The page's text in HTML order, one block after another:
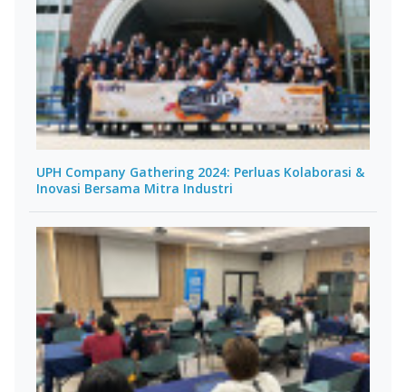
UPH Company Gathering 2024: Perluas Kolaborasi &
Inovasi Bersama Mitra Industri